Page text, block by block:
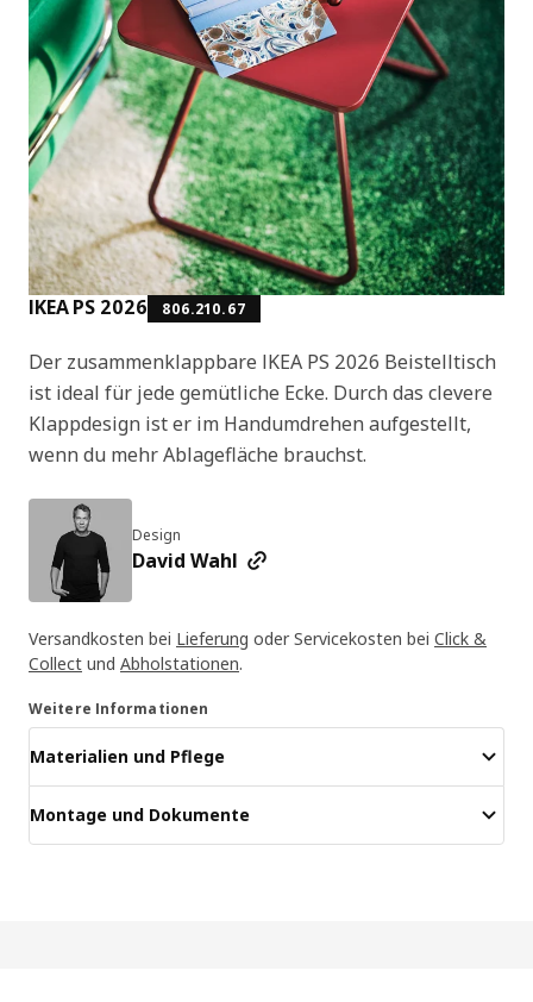
IKEA PS 2026 806.210.67
Der zusammenklappbare IKEA PS 2026 Beistelltisch
ist ideal für jede gemütliche Ecke. Durch das clevere
Klappdesign ist er im Handumdrehen aufgestellt,
wenn du mehr Ablagefläche brauchst.
Design
David Wahl
Versandkosten bei Lieferung oder Servicekosten bei Click &
Collect und Abholstationen.
Weitere Informationen
Materialien und Pflege
Montage und Dokumente